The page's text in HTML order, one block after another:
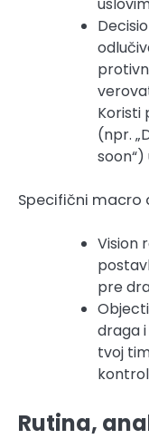
Koristi
(npr.
Specifični macro
Vision
pre
draga
tvoj
Rutina,